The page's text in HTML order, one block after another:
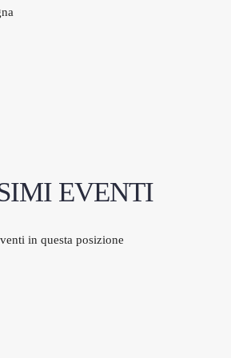
EVENTI
in questa posizione